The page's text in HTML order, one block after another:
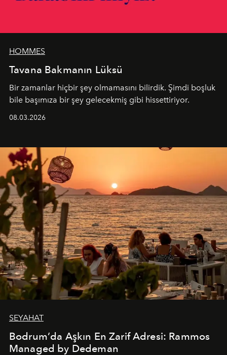
HOMMES
Tavana Bakmanın Lüksü
Bir zamanlar hiçbir şey olmamasını bilirdik. Şimdi boşluk
bile başımıza bir şey gelecekmiş gibi hissettiriyor.
08.03.2026
SEYAHAT
Bodrum’da Aşkın En Zarif Adresi: Rammos
Managed by Dedeman